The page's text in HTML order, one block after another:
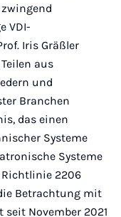
VDI-
Iris Gräßler
aus
und
Branchen
das einen
Systeme
Systeme
2206
Betrachtung mit
November 2021